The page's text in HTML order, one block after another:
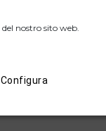
del nostro sito web.
Configura